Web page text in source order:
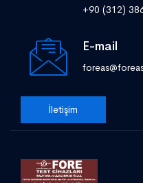
+90 (312)
E-mail
İletişim